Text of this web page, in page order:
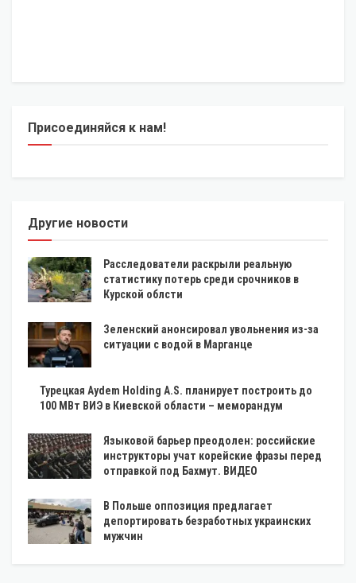
Присоединяйся к нам!
Другие новости
Расследователи раскрыли реальную
статистику потерь среди срочников в
Курской облсти
Зеленский анонсировал увольнения из-за
ситуации с водой в Марганце
Турецкая Aydem Holding A.S. планирует построить до
100 МВт ВИЭ в Киевской области – меморандум
Языковой барьер преодолен: российские
инструкторы учат корейские фразы перед
отправкой под Бахмут. ВИДЕО
В Польше оппозиция предлагает
депортировать безработных украинских
мужчин